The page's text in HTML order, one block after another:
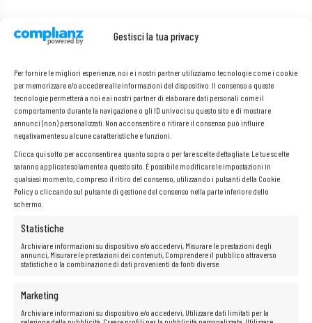
Gestisci la tua privacy
Per fornire le migliori esperienze, noi e i nostri partner utilizziamo tecnologie come i cookie
per memorizzare e/o accedere alle informazioni del dispositivo. Il consenso a queste
tecnologie permetterà a noi e ai nostri partner di elaborare dati personali come il
comportamento durante la navigazione o gli ID univoci su questo sito e di mostrare
annunci (non) personalizzati. Non acconsentire o ritirare il consenso può influire
negativamente su alcune caratteristiche e funzioni.
Clicca qui sotto per acconsentire a quanto sopra o per fare scelte dettagliate. Le tue scelte
saranno applicate solamente a questo sito. È possibile modificare le impostazioni in
qualsiasi momento, compreso il ritiro del consenso, utilizzando i pulsanti della Cookie
Policy o cliccando sul pulsante di gestione del consenso nella parte inferiore dello
schermo.
Statistiche
Archiviare informazioni su dispositivo e/o accedervi, Misurare le prestazioni degli
annunci, Misurare le prestazioni dei contenuti, Comprendere il pubblico attraverso
statistiche o la combinazione di dati provenienti da fonti diverse.
Marketing
Archiviare informazioni su dispositivo e/o accedervi, Utilizzare dati limitati per la
Specifiche:
Codice prodotto: 00RP857